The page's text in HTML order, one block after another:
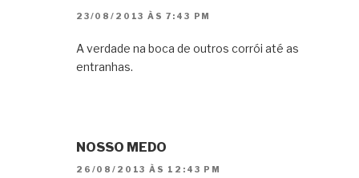
23/08/2013 ÀS 7:43 PM
A verdade na boca de outros corrói até as
entranhas.
NOSSO MEDO
26/08/2013 ÀS 12:43 PM